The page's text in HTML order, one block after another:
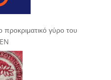
γύρο του